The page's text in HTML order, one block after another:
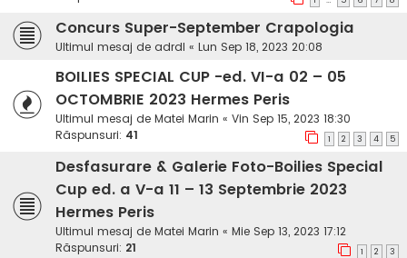
Concurs Super-September Crapologia
Ultimul mesaj de adrdl « Lun Sep 18, 2023 20:08
BOILIES SPECIAL CUP -ed. VI-a 02 – 05
OCTOMBRIE 2023 Hermes Peris
Ultimul mesaj de Matei Marin « Vin Sep 15, 2023 18:30
Răspunsuri: 41 1 2 3 4 5
Desfasurare & Galerie Foto-Boilies Special
Cup ed. a V-a 11 – 13 Septembrie 2023
Hermes Peris
Ultimul mesaj de Matei Marin « Mie Sep 13, 2023 17:12
Răspunsuri: 21 1 2 3